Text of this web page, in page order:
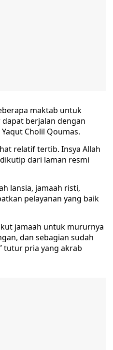
maktab untuk
berjalan dengan
Cholil Qoumas.
relatif tertib. Insya Allah
dari laman resmi
lansia, jamaah risti,
pelayanan yang baik
jamaah untuk mururnya
dan sebagian sudah
tutur pria yang akrab